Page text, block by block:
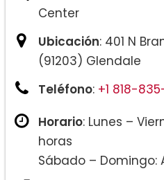
Center
Ubicación: 401 N
(91203) Glendale
Teléfono: +1 818-
Horario: Lunes –
horas
Sábado – Domingo: